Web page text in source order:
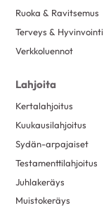
Ruoka & Ravitsemus
Terveys & Hyvinvointi
Verkkoluennot
Lahjoita
Kertalahjoitus
Kuukausilahjoitus
Sydän-arpajaiset
Testamenttilahjoitus
Juhlakeräys
Muistokeräys